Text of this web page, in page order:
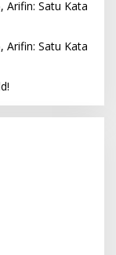
Arifin: Satu Kata
Arifin: Satu Kata